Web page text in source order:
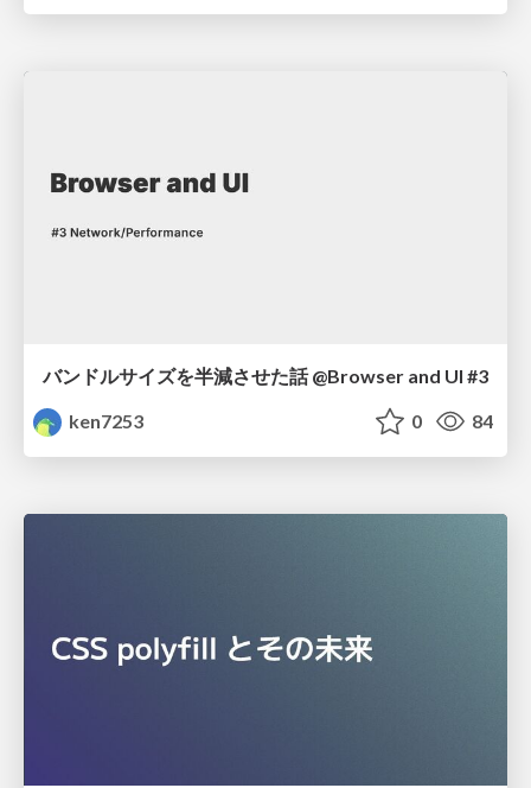
バンドルサイズを半減させた話 @Browser and UI #3
ken7253
0 84